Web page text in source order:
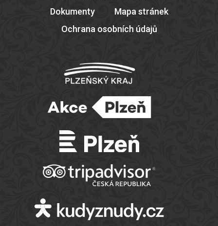
Dokumenty
Mapa stránek
Ochrana osobních údajů